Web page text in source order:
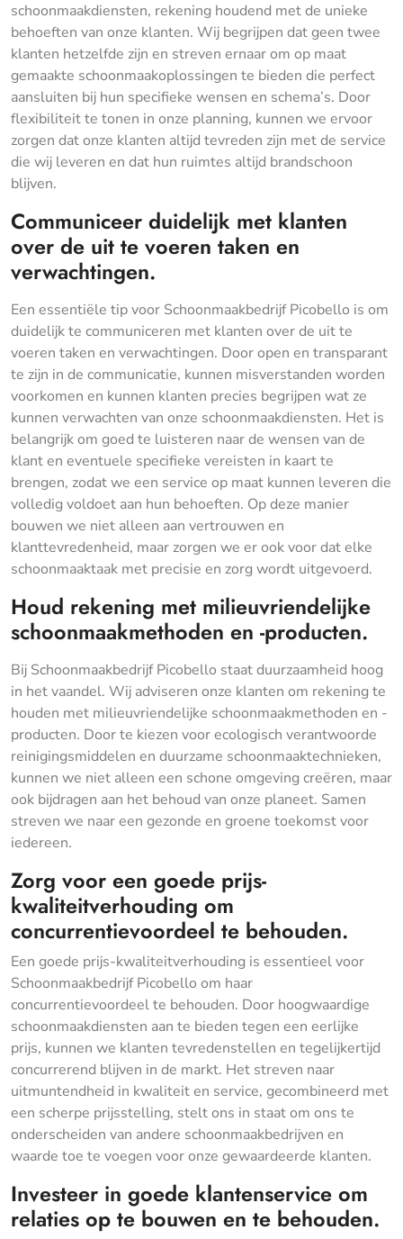
schoonmaakdiensten, rekening houdend met de unieke
behoeften van onze klanten. Wij begrijpen dat geen twee
klanten hetzelfde zijn en streven ernaar om op maat
gemaakte schoonmaakoplossingen te bieden die perfect
aansluiten bij hun specifieke wensen en schema’s. Door
flexibiliteit te tonen in onze planning, kunnen we ervoor
zorgen dat onze klanten altijd tevreden zijn met de service
die wij leveren en dat hun ruimtes altijd brandschoon
blijven.
Communiceer duidelijk met klanten
over de uit te voeren taken en
verwachtingen.
Een essentiële tip voor Schoonmaakbedrijf Picobello is om
duidelijk te communiceren met klanten over de uit te
voeren taken en verwachtingen. Door open en transparant
te zijn in de communicatie, kunnen misverstanden worden
voorkomen en kunnen klanten precies begrijpen wat ze
kunnen verwachten van onze schoonmaakdiensten. Het is
belangrijk om goed te luisteren naar de wensen van de
klant en eventuele specifieke vereisten in kaart te
brengen, zodat we een service op maat kunnen leveren die
volledig voldoet aan hun behoeften. Op deze manier
bouwen we niet alleen aan vertrouwen en
klanttevredenheid, maar zorgen we er ook voor dat elke
schoonmaaktaak met precisie en zorg wordt uitgevoerd.
Houd rekening met milieuvriendelijke
schoonmaakmethoden en -producten.
Bij Schoonmaakbedrijf Picobello staat duurzaamheid hoog
in het vaandel. Wij adviseren onze klanten om rekening te
houden met milieuvriendelijke schoonmaakmethoden en -
producten. Door te kiezen voor ecologisch verantwoorde
reinigingsmiddelen en duurzame schoonmaaktechnieken,
kunnen we niet alleen een schone omgeving creëren, maar
ook bijdragen aan het behoud van onze planeet. Samen
streven we naar een gezonde en groene toekomst voor
iedereen.
Zorg voor een goede prijs-
kwaliteitverhouding om
concurrentievoordeel te behouden.
Een goede prijs-kwaliteitverhouding is essentieel voor
Schoonmaakbedrijf Picobello om haar
concurrentievoordeel te behouden. Door hoogwaardige
schoonmaakdiensten aan te bieden tegen een eerlijke
prijs, kunnen we klanten tevredenstellen en tegelijkertijd
concurrerend blijven in de markt. Het streven naar
uitmuntendheid in kwaliteit en service, gecombineerd met
een scherpe prijsstelling, stelt ons in staat om ons te
onderscheiden van andere schoonmaakbedrijven en
waarde toe te voegen voor onze gewaardeerde klanten.
Investeer in goede klantenservice om
relaties op te bouwen en te behouden.